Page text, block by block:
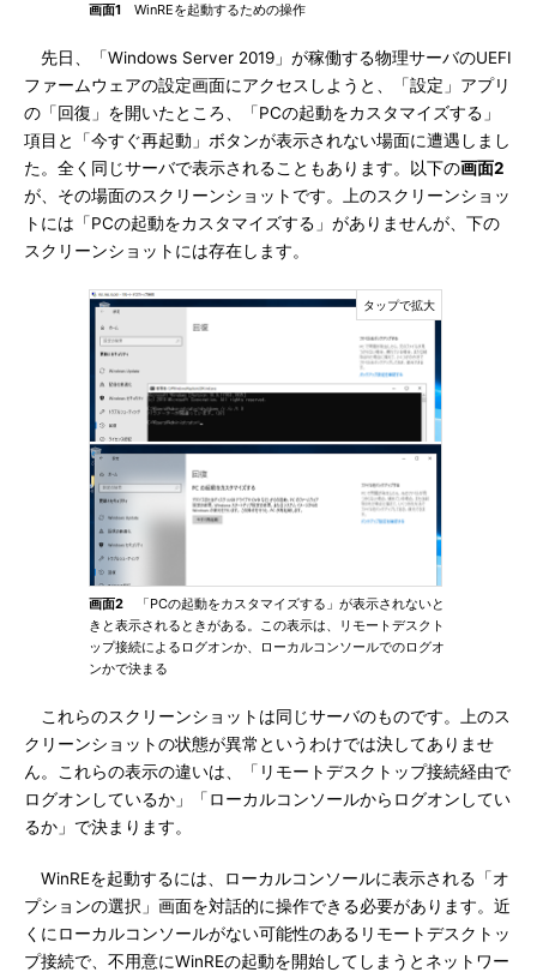
画面1 WinREを起動するための操作
先日、「Windows Server 2019」が稼働する物理サーバのUEFI
ファームウェアの設定画面にアクセスしようと、「設定」アプリ
の「回復」を開いたところ、「PCの起動をカスタマイズする」
項目と「今すぐ再起動」ボタンが表示されない場面に遭遇しまし
た。全く同じサーバで表示されることもあります。以下の画面2
が、その場面のスクリーンショットです。上のスクリーンショッ
トには「PCの起動をカスタマイズする」がありませんが、下の
スクリーンショットには存在します。
画面2 「PCの起動をカスタマイズする」が表示されないと
きと表示されるときがある。この表示は、リモートデスクト
ップ接続によるログオンか、ローカルコンソールでのログオ
ンかで決まる
これらのスクリーンショットは同じサーバのものです。上のス
クリーンショットの状態が異常というわけでは決してありませ
ん。これらの表示の違いは、「リモートデスクトップ接続経由で
ログオンしているか」「ローカルコンソールからログオンしてい
るか」で決まります。
WinREを起動するには、ローカルコンソールに表示される「オ
プションの選択」画面を対話的に操作できる必要があります。近
くにローカルコンソールがない可能性のあるリモートデスクトッ
プ接続で、不用意にWinREの起動を開始してしまうとネットワー